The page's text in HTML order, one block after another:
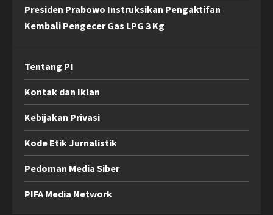
Presiden Prabowo Instruksikan Pengaktifan
Kembali Pengecer Gas LPG 3 Kg
Tentang PI
Kontak dan Iklan
Kebijakan Privasi
Kode Etik Jurnalistik
Pedoman Media Siber
PIFA Media Network